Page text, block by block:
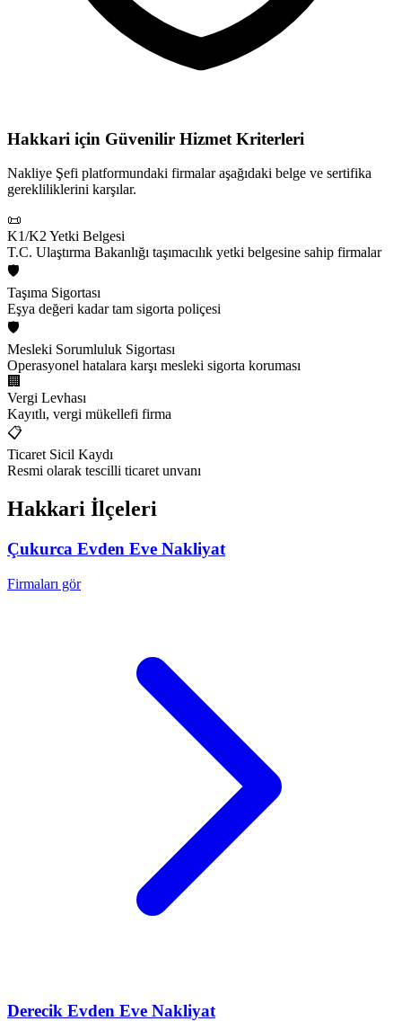
Hakkari için Güvenilir Hizmet Kriterleri
Nakliye Şefi platformundaki firmalar aşağıdaki belge ve sertifika
gerekliliklerini karşılar.
📜
K1/K2 Yetki Belgesi
T.C. Ulaştırma Bakanlığı taşımacılık yetki belgesine sahip firmalar
🛡️
Taşıma Sigortası
Eşya değeri kadar tam sigorta poliçesi
🛡️
Mesleki Sorumluluk Sigortası
Operasyonel hatalara karşı mesleki sigorta koruması
🏢
Vergi Levhası
Kayıtlı, vergi mükellefi firma
📋
Ticaret Sicil Kaydı
Resmi olarak tescilli ticaret unvanı
Hakkari İlçeleri
Çukurca Evden Eve Nakliyat
Firmaları gör
Derecik Evden Eve Nakliyat